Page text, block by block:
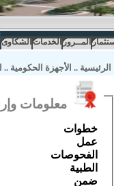
المــرور الخدمات الشكاوى
الرئيسية .. الأجهزة الحكومية ..
خطوات
عمل
الفحوصات
الطبية
ضمن